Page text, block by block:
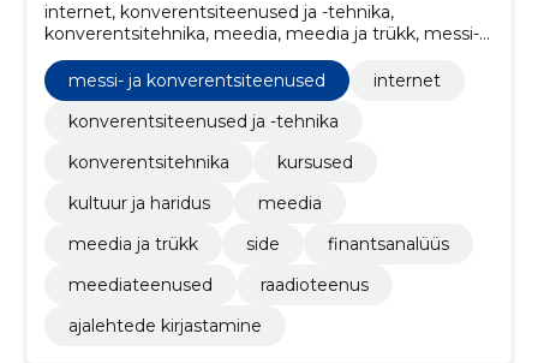
internet, konverentsiteenused ja -tehnika,
konverentsitehnika, meedia, meedia ja trükk, messi-
ja konverentsiteenused, side, finantsanalüüs, Trüki- ja
seotud teenused, meediateenused
messi- ja konverentsiteenused
internet
konverentsiteenused ja -tehnika
konverentsitehnika
kursused
kultuur ja haridus
meedia
meedia ja trükk
side
finantsanalüüs
meediateenused
raadioteenus
ajalehtede kirjastamine